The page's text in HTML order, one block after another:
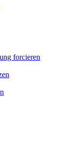
forcieren